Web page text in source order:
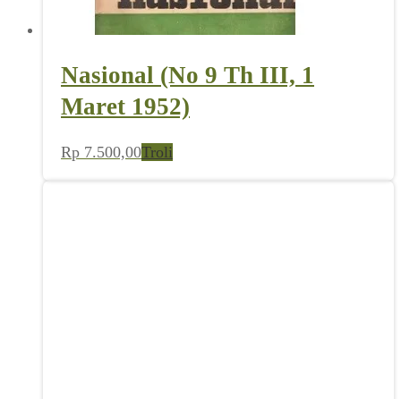
Nasional (No 9 Th III, 1
Maret 1952)
Rp 7.500,00Troli